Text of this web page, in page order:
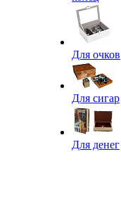
Для очков
Для сигар
Для денег